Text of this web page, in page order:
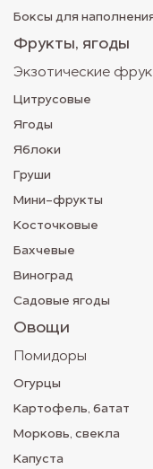
Боксы для
Фрукты, ягоды
Экзотические
Цитрусовые
Ягоды
Яблоки
Груши
Мини-фрукты
Косточковые
Бахчевые
Виноград
Садовые ягоды
Овощи
Помидоры
Огурцы
Картофель, батат
Морковь, свекла
Капуста